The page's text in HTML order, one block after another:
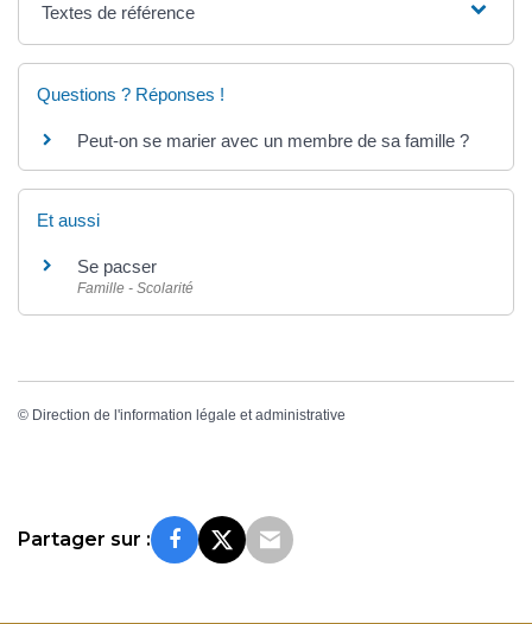
Textes de référence
Questions ? Réponses !
Peut-on se marier avec un membre de sa famille ?
Et aussi
Se pacser
Famille - Scolarité
© Direction de l'information légale et administrative
Partager sur :